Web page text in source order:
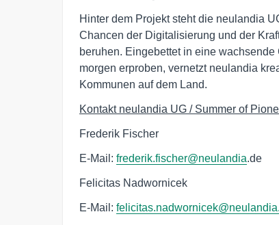
Hinter dem Projekt steht die neulandia
Chancen der Digitalisierung und der
beruhen. Eingebettet in eine
morgen erproben, vernetzt neulandia
Kommunen auf dem Land.
Kontakt neulandia UG / Summer of
Frederik Fischer
E-Mail: frederik.fischer@neulandia.de
Felicitas Nadwornicek
E-Mail: